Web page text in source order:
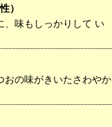
）
、味もしっかりして い
おの味がきいたさわやか